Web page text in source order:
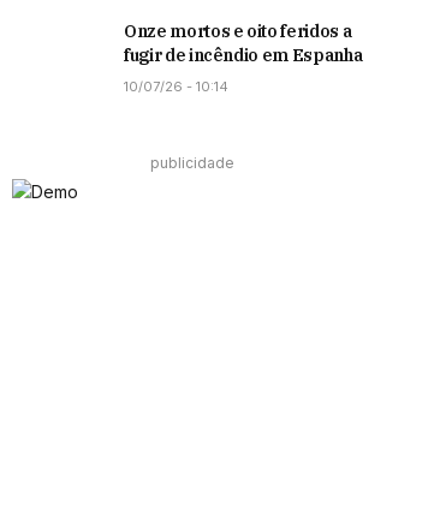
Onze mortos e oito feridos a
fugir de incêndio em Espanha
10/07/26 - 10:14
publicidade